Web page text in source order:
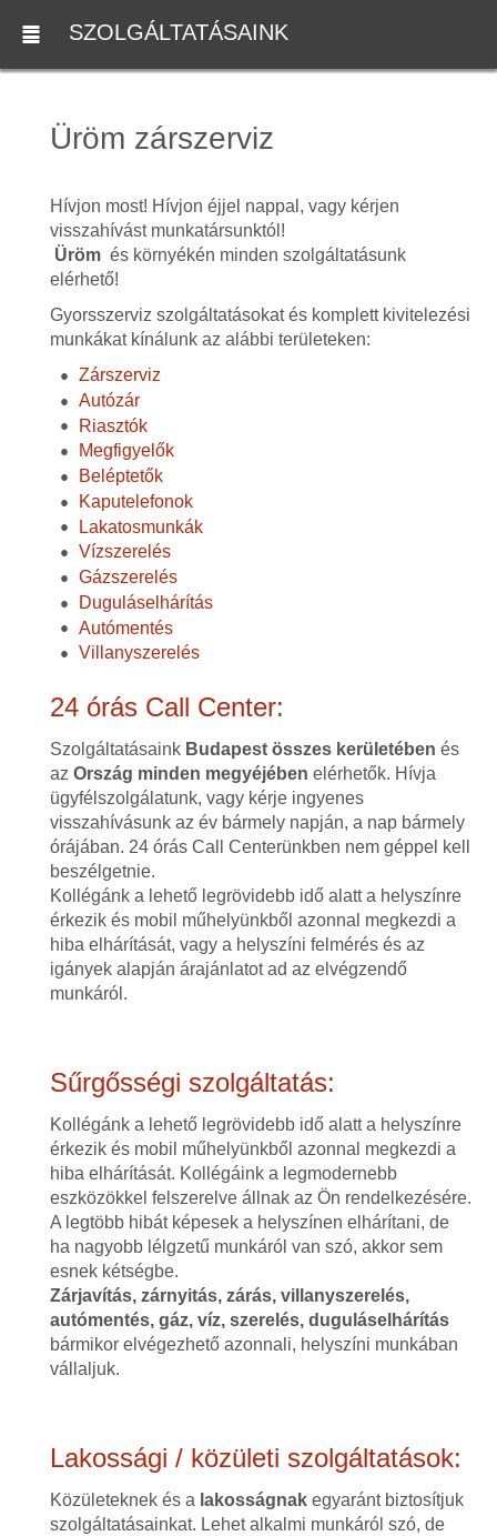
SZOLGÁLTATÁSAINK
Üröm zárszerviz
Hívjon most! Hívjon éjjel nappal, vagy kérjen
visszahívást munkatársunktól!
Üröm és környékén minden szolgáltatásunk
elérhető!
Gyorsszerviz szolgáltatásokat és komplett kivitelezési
munkákat kínálunk az alábbi területeken:
Zárszerviz
Autózár
Riasztók
Megfigyelők
Beléptetők
Kaputelefonok
Lakatosmunkák
Vízszerelés
Gázszerelés
Duguláselhárítás
Autómentés
Villanyszerelés
24 órás Call Center:
Szolgáltatásaink Budapest összes kerületében és
az Ország minden megyéjében elérhetők. Hívja
ügyfélszolgálatunk, vagy kérje ingyenes
visszahívásunk az év bármely napján, a nap bármely
órájában. 24 órás Call Centerünkben nem géppel kell
beszélgetnie.
Kollégánk a lehető legrövidebb idő alatt a helyszínre
érkezik és mobil műhelyünkből azonnal megkezdi a
hiba elhárítását, vagy a helyszíni felmérés és az
igányek alapján árajánlatot ad az elvégzendő
munkáról.
Sűrgősségi szolgáltatás:
Kollégánk a lehető legrövidebb idő alatt a helyszínre
érkezik és mobil műhelyünkből azonnal megkezdi a
hiba elhárítását. Kollégáink a legmodernebb
eszközökkel felszerelve állnak az Ön rendelkezésére.
A legtöbb hibát képesek a helyszínen elhárítani, de
ha nagyobb lélgzetű munkáról van szó, akkor sem
esnek kétségbe.
Zárjavítás, zárnyitás, zárás, villanyszerelés,
autómentés, gáz, víz, szerelés, duguláselhárítás
bármikor elvégezhető azonnali, helyszíni munkában
vállaljuk.
Lakossági / közületi szolgáltatások:
Közületeknek és a lakosságnakegyaránt biztosítjuk
szolgáltatásainkat. Lehet alkalmi munkáról szó, de